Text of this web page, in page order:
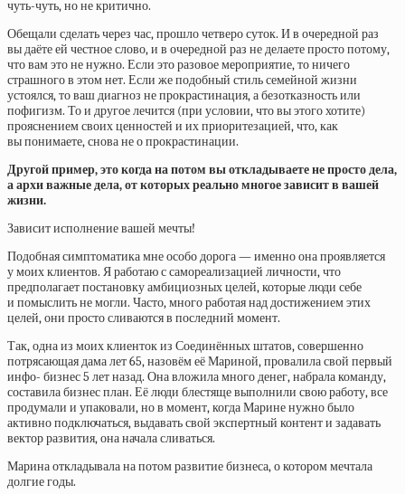
чуть-чуть, но не критично.
Обещали сделать через час, прошло четверо суток. И в очередной раз
вы даёте ей честное слово, и в очередной раз не делаете просто потому,
что вам это не нужно. Если это разовое мероприятие, то ничего
страшного в этом нет. Если же подобный стиль семейной жизни
устоялся, то ваш диагноз не прокрастинация, а безотказность или
пофигизм. То и другое лечится (при условии, что вы этого хотите)
прояснением своих ценностей и их приоритезацией, что, как
вы понимаете, снова не о прокрастинации.
Другой пример, это когда на потом вы откладываете не просто дела,
а архи важные дела, от которых реально многое зависит в вашей
жизни.
Зависит исполнение вашей мечты!
Подобная симптоматика мне особо дорога — именно она проявляется
у моих клиентов. Я работаю с самореализацией личности, что
предполагает постановку амбициозных целей, которые люди себе
и помыслить не могли. Часто, много работая над достижением этих
целей, они просто сливаются в последний момент.
Так, одна из моих клиенток из Соединённых штатов, совершенно
потрясающая дама лет 65, назовём её Мариной, провалила свой первый
инфо- бизнес 5 лет назад. Она вложила много денег, набрала команду,
составила бизнес план. Её люди блестяще выполнили свою работу, все
продумали и упаковали, но в момент, когда Марине нужно было
активно подключаться, выдавать свой экспертный контент и задавать
вектор развития, она начала сливаться.
Марина откладывала на потом развитие бизнеса, о котором мечтала
долгие годы.